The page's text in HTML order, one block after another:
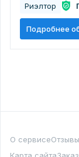
Риэлтор
Подробнее
О сервисеОтзывы
Карта сайта